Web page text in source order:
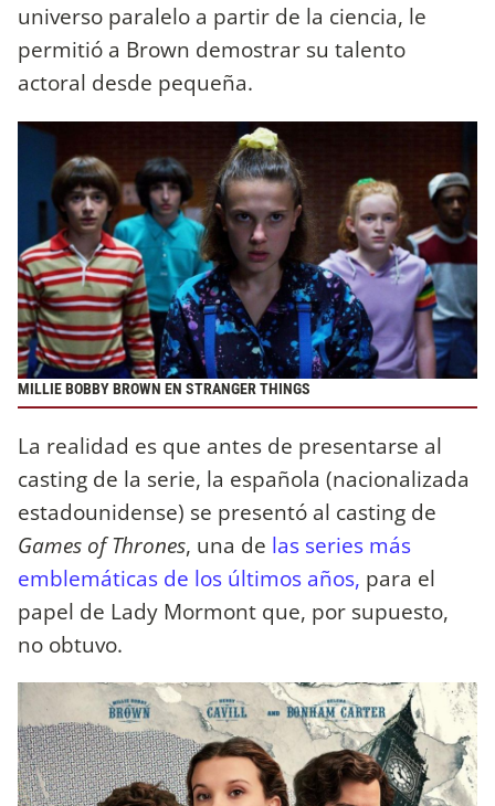
universo paralelo a partir de la ciencia, le
permitió a Brown demostrar su talento
actoral desde pequeña.
MILLIE BOBBY BROWN EN STRANGER THINGS
La realidad es que antes de presentarse al
casting de la serie, la española (nacionalizada
estadounidense) se presentó al casting de
Games of Thrones, una de las series más
emblemáticas de los últimos años, para el
papel de Lady Mormont que, por supuesto,
no obtuvo.